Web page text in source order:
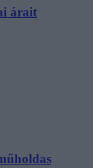
árait